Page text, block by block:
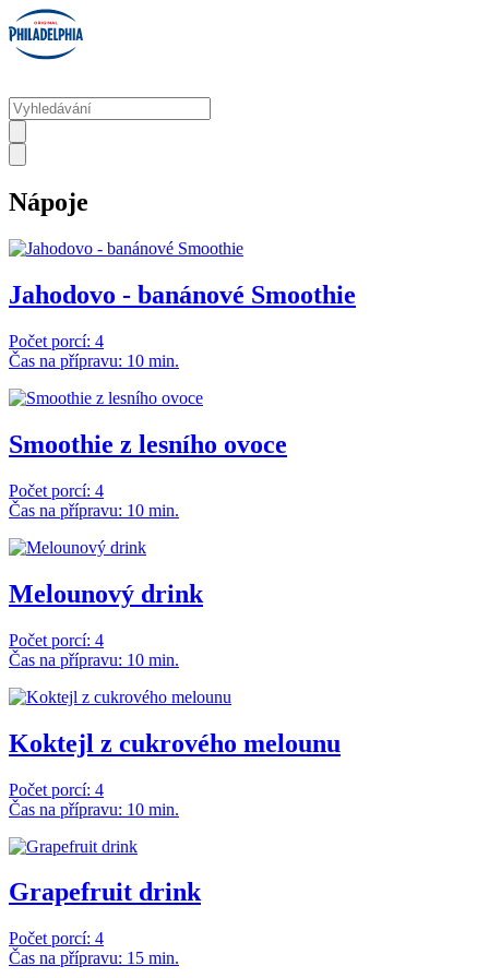
Nápoje
Jahodovo - banánové Smoothie
Počet porcí: 4
Čas na přípravu: 10 min.
Smoothie z lesního ovoce
Počet porcí: 4
Čas na přípravu: 10 min.
Melounový drink
Počet porcí: 4
Čas na přípravu: 10 min.
Koktejl z cukrového melounu
Počet porcí: 4
Čas na přípravu: 10 min.
Grapefruit drink
Počet porcí: 4
Čas na přípravu: 15 min.